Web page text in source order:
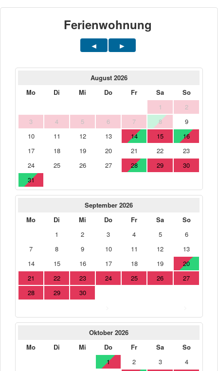
Ferienwohnung
August 2026
Mo
Di Mi Do Fr Sa
So
1
2
3
4 5 6 7 8
9
10
11 12 13 14 15
16
17
18 19 20 21 22
23
24
25 26 27 28 29
30
31
September 2026
Mo
Di Mi Do Fr Sa
So
1
2 3 4 5
6
7
8 9 10 11 12
13
14
15 16 17 18 19
20
21
22 23 24 25 26
27
28
29
30
Oktober 2026
Mo
Di Mi Do Fr Sa
So
1
2 3
4